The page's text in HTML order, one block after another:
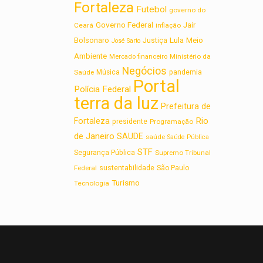
Fortaleza Futebol governo do
Ceará Governo Federal inflação Jair
Bolsonaro José Sarto Justiça Lula Meio
Ambiente Mercado financeiro Ministério da
Saúde Música Negócios pandemia
Polícia Federal Portal
terra da luz Prefeitura de
Fortaleza presidente Programação Rio
de Janeiro SAUDE saúde Saúde Pública
Segurança Pública STF Supremo Tribunal
Federal sustentabilidade São Paulo
Tecnologia Turismo